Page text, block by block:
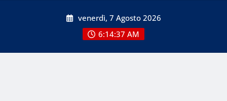
venerdì, 7 Agosto 2026
6:14:37 AM